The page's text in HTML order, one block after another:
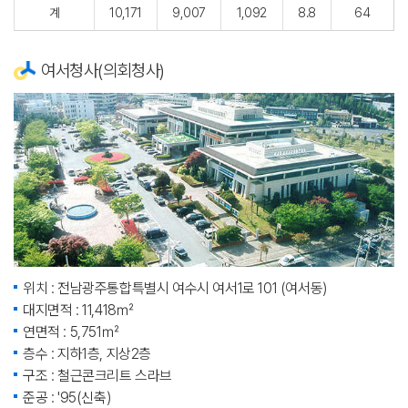
계 10,171 9,007 1,092 8.8 64
여서청사(의회청사)
위치 : 전남광주통합특별시 여수시 여서1로 101 (여서동)
대지면적 : 11,418㎡
연면적 : 5,751㎡
층수 : 지하1층, 지상2층
구조 : 철근콘크리트 스라브
준공 : '95(신축)